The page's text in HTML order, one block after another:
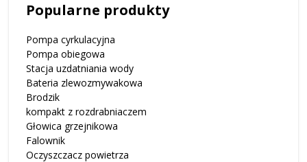
Popularne produkty
Pompa cyrkulacyjna
Pompa obiegowa
Stacja uzdatniania wody
Bateria zlewozmywakowa
Brodzik
kompakt z rozdrabniaczem
Głowica grzejnikowa
Falownik
Oczyszczacz powietrza